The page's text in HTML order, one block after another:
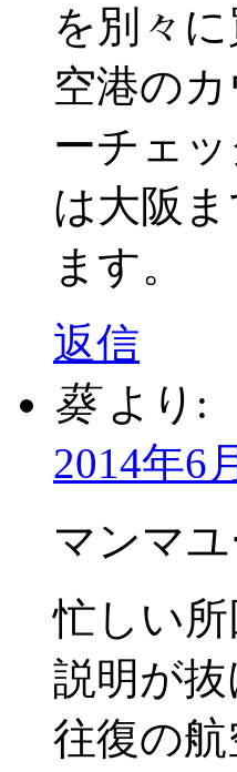
を別々
空港の
ーチェ
は大阪
ます。
返信
葵 より:
2014年6
マンマ
忙しい
説明が
往復の